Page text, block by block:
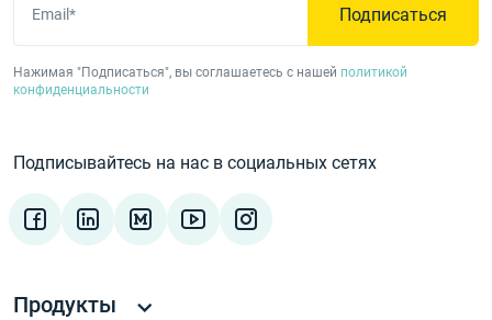
Email* Подписаться
Нажимая "Подписаться", вы соглашаетесь с нашей политикой
конфиденциальности
Подписывайтесь на нас в социальных сетях
Продукты